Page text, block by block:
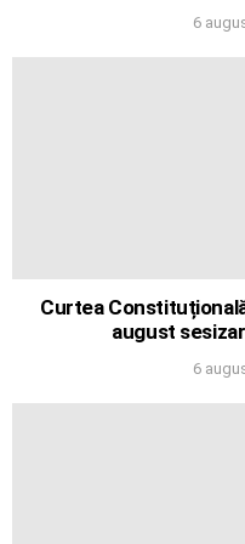
6
Curtea
august
6